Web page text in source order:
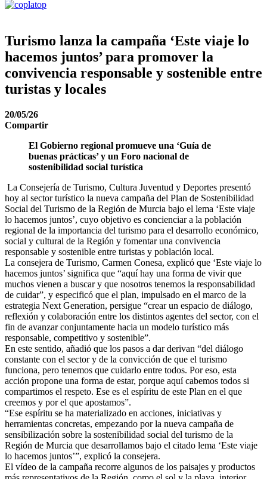
Turismo lanza la campaña ‘Este viaje lo
hacemos juntos’ para promover la
convivencia responsable y sostenible entre
turistas y locales
20/05/26
Compartir
El Gobierno regional promueve una ‘Guía de
buenas prácticas’ y un Foro nacional de
sostenibilidad social turística
La Consejería de Turismo, Cultura Juventud y Deportes presentó
hoy al sector turístico la nueva campaña del Plan de Sostenibilidad
Social del Turismo de la Región de Murcia bajo el lema ‘Este viaje
lo hacemos juntos’, cuyo objetivo es concienciar a la población
regional de la importancia del turismo para el desarrollo económico,
social y cultural de la Región y fomentar una convivencia
responsable y sostenible entre turistas y población local.
La consejera de Turismo, Carmen Conesa, explicó que ‘Este viaje lo
hacemos juntos’ significa que “aquí hay una forma de vivir que
muchos vienen a buscar y que nosotros tenemos la responsabilidad
de cuidar”, y especificó que el plan, impulsado en el marco de la
estrategia Next Generation, persigue “crear un espacio de diálogo,
reflexión y colaboración entre los distintos agentes del sector, con el
fin de avanzar conjuntamente hacia un modelo turístico más
responsable, competitivo y sostenible”.
En este sentido, añadió que los pasos a dar derivan “del diálogo
constante con el sector y de la convicción de que el turismo
funciona, pero tenemos que cuidarlo entre todos. Por eso, esta
acción propone una forma de estar, porque aquí cabemos todos si
compartimos el respeto. Ese es el espíritu de este Plan en el que
creemos y por el que apostamos”.
“Ese espíritu se ha materializado en acciones, iniciativas y
herramientas concretas, empezando por la nueva campaña de
sensibilización sobre la sostenibilidad social del turismo de la
Región de Murcia que desarrollamos bajo el citado lema ‘Este viaje
lo hacemos juntos’”, explicó la consejera.
El vídeo de la campaña recorre algunos de los paisajes y productos